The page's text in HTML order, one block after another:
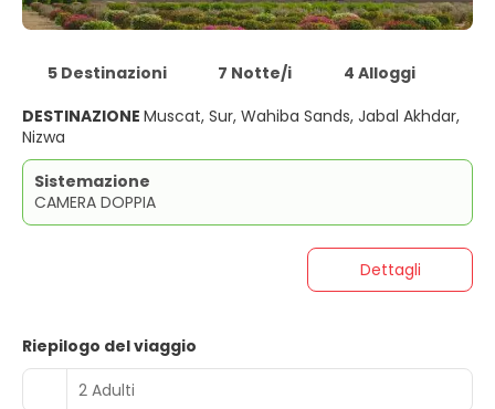
5 Destinazioni 7 Notte/i
4 Alloggi
DESTINAZIONE Muscat, Sur, Wahiba Sands, Jabal Akhdar,
Nizwa
Sistemazione
CAMERA DOPPIA
Dettagli
Riepilogo del viaggio
2 Adulti